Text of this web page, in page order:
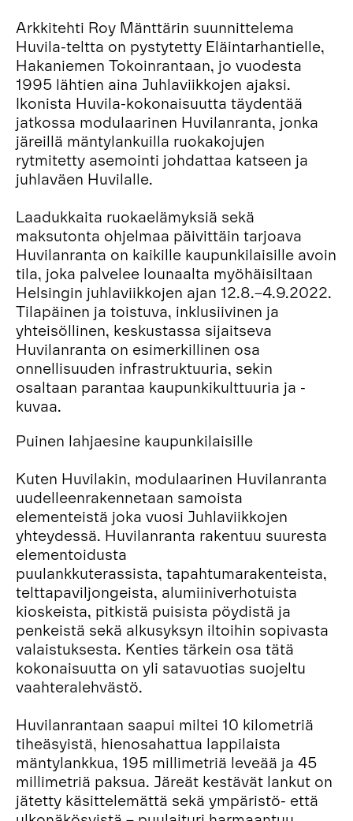
Arkkitehti Roy Mänttärin suunnittelema
Huvila-teltta on pystytetty Eläintarhantielle,
Hakaniemen Tokoinrantaan, jo vuodesta
1995 lähtien aina Juhlaviikkojen ajaksi.
Ikonista Huvila-kokonaisuutta täydentää
jatkossa modulaarinen Huvilanranta, jonka
järeillä mäntylankuilla ruokakojujen
rytmitetty asemointi johdattaa katseen ja
juhlaväen Huvilalle.
Laadukkaita ruokaelämyksiä sekä
maksutonta ohjelmaa päivittäin tarjoava
Huvilanranta on kaikille kaupunkilaisille avoin
tila, joka palvelee lounaalta myöhäisiltaan
Helsingin juhlaviikkojen ajan 12.8.–4.9.2022.
Tilapäinen ja toistuva, inklusiivinen ja
yhteisöllinen, keskustassa sijaitseva
Huvilanranta on esimerkillinen osa
onnellisuuden infrastruktuuria, sekin
osaltaan parantaa kaupunkikulttuuria ja -
kuvaa.
Puinen lahjaesine kaupunkilaisille
Kuten Huvilakin, modulaarinen Huvilanranta
uudelleenrakennetaan samoista
elementeistä joka vuosi Juhlaviikkojen
yhteydessä. Huvilanranta rakentuu suuresta
elementoidusta
puulankkuterassista, tapahtumarakenteista,
telttapaviljongeista, alumiiniverhotuista
kioskeista, pitkistä puisista pöydistä ja
penkeistä sekä alkusyksyn iltoihin sopivasta
valaistuksesta. Kenties tärkein osa tätä
kokonaisuutta on yli satavuotias suojeltu
vaahteralehvästö.
Huvilanrantaan saapui miltei 10 kilometriä
tiheäsyistä, hienosahattua lappilaista
mäntylankkua, 195 millimetriä leveää ja 45
millimetriä paksua. Järeät kestävät lankut on
jätetty käsittelemättä sekä ympäristö- että